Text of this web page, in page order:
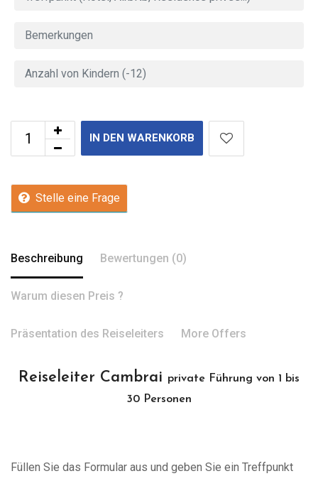
IN DEN WARENKORB
Stelle eine Frage
Beschreibung Bewertungen (0)
Warum diesen Preis ?
Präsentation des Reiseleiters More Offers
Reiseleiter Cambrai private Führung von 1 bis
30 Personen
Füllen Sie das Formular aus und geben Sie ein Treffpunkt